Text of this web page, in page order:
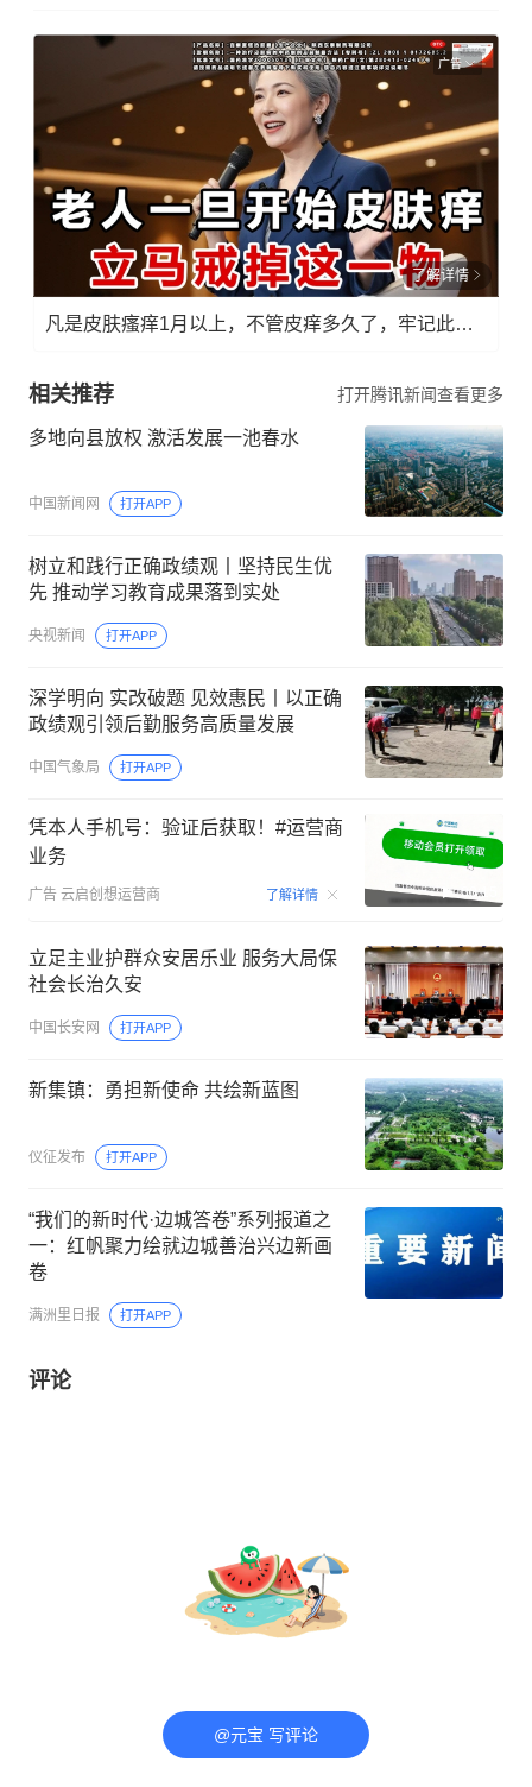
广告
了解详情
凡是皮肤瘙痒1月以上，不管皮痒多久了，牢记此法，快！准！狠！
相关推荐 打开腾讯新闻查看更多
多地向县放权 激活发展一池春水
中国新闻网 打开APP
树立和践行正确政绩观丨坚持民生优
先 推动学习教育成果落到实处
央视新闻 打开APP
深学明向 实改破题 见效惠民丨以正确
政绩观引领后勤服务高质量发展
中国气象局 打开APP
凭本人手机号：验证后获取！#运营商
业务
广告 云启创想运营商 了解详情 00:15
立足主业护群众安居乐业 服务大局保
社会长治久安
中国长安网 打开APP
新集镇：勇担新使命 共绘新蓝图
仪征发布 打开APP
“我们的新时代·边城答卷”系列报道之
一：红帆聚力绘就边城善治兴边新画
卷
满洲里日报 打开APP
评论
@元宝 写评论